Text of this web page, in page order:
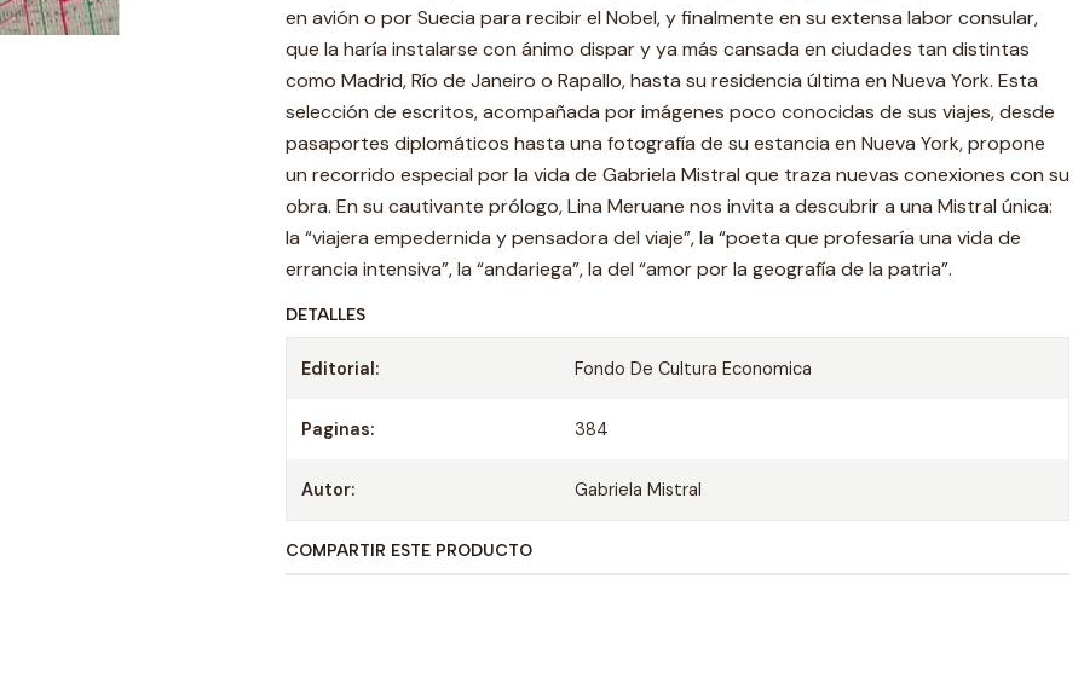
en avión o por Suecia para recibir el Nobel, y finalmente en su extensa labor consular,
que la haría instalarse con ánimo dispar y ya más cansada en ciudades tan distintas
como Madrid, Río de Janeiro o Rapallo, hasta su residencia última en Nueva York. Esta
selección de escritos, acompañada por imágenes poco conocidas de sus viajes, desde
pasaportes diplomáticos hasta una fotografía de su estancia en Nueva York, propone
un recorrido especial por la vida de Gabriela Mistral que traza nuevas conexiones con su
obra. En su cautivante prólogo, Lina Meruane nos invita a descubrir a una Mistral única:
la “viajera empedernida y pensadora del viaje”, la “poeta que profesaría una vida de
errancia intensiva”, la “andariega”, la del “amor por la geografía de la patria”.
DETALLES
Editorial: Fondo De Cultura Economica
Paginas: 384
Autor: Gabriela Mistral
COMPARTIR ESTE PRODUCTO